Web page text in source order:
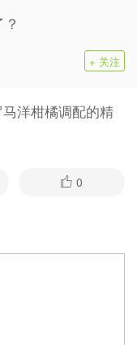
+ 关注
洋柑橘调配的精
0